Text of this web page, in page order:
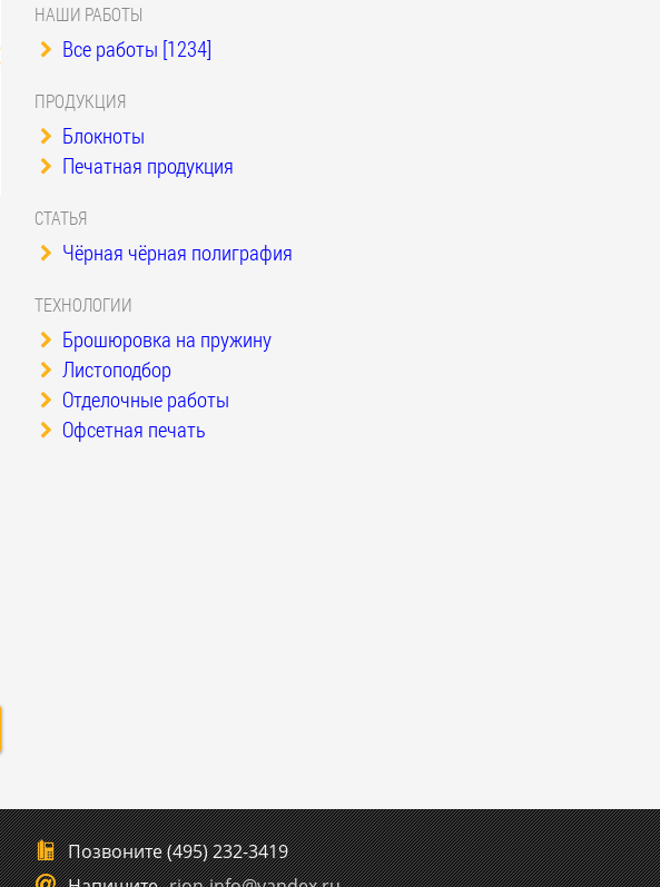
НАШИ РАБОТЫ
Все работы [1234]
ПРОДУКЦИЯ
Блокноты
Печатная продукция
СТАТЬЯ
Чёрная чёрная полиграфия
ТЕХНОЛОГИИ
Брошюровка на пружину
Листоподбор
Отделочные работы
Офсетная печать
Позвоните(495) 232-3419